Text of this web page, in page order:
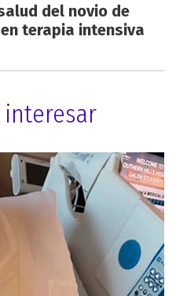
del novio de
terapia intensiva
interesar